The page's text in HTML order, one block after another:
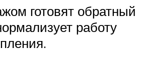
готовят обратный
работу